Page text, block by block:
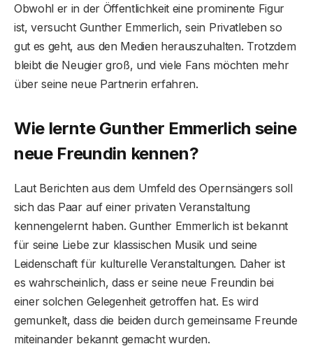
Obwohl er in der Öffentlichkeit eine prominente Figur
ist, versucht Gunther Emmerlich, sein Privatleben so
gut es geht, aus den Medien herauszuhalten. Trotzdem
bleibt die Neugier groß, und viele Fans möchten mehr
über seine neue Partnerin erfahren.
Wie lernte Gunther Emmerlich seine
neue Freundin kennen?
Laut Berichten aus dem Umfeld des Opernsängers soll
sich das Paar auf einer privaten Veranstaltung
kennengelernt haben. Gunther Emmerlich ist bekannt
für seine Liebe zur klassischen Musik und seine
Leidenschaft für kulturelle Veranstaltungen. Daher ist
es wahrscheinlich, dass er seine neue Freundin bei
einer solchen Gelegenheit getroffen hat. Es wird
gemunkelt, dass die beiden durch gemeinsame Freunde
miteinander bekannt gemacht wurden.